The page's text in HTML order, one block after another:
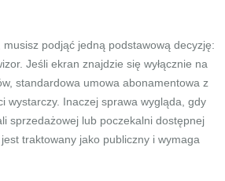
podjąć jedną podstawową decyzję:
Jeśli ekran znajdzie się wyłącznie na
standardowa umowa abonamentowa z
wystarczy. Inaczej sprawa wygląda, gdy
sprzedażowej lub poczekalni dostępnej
traktowany jako publiczny i wymaga